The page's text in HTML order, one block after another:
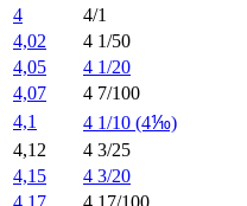
4
4/1
4,02
4 1/50
4,05
4 1/20
4,07
4 7/100
4,1
4 1/10 (4⅒)
4,12
4 3/25
4,15
4 3/20
4,17
4 17/100